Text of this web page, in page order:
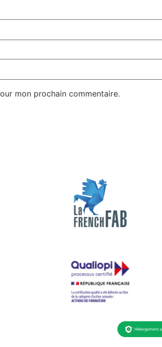
mon prochain commentaire.